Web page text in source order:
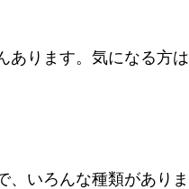
あります。気になる方は
、いろんな種類がありま